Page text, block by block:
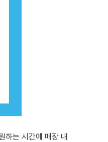
하는 시간에 매장 내